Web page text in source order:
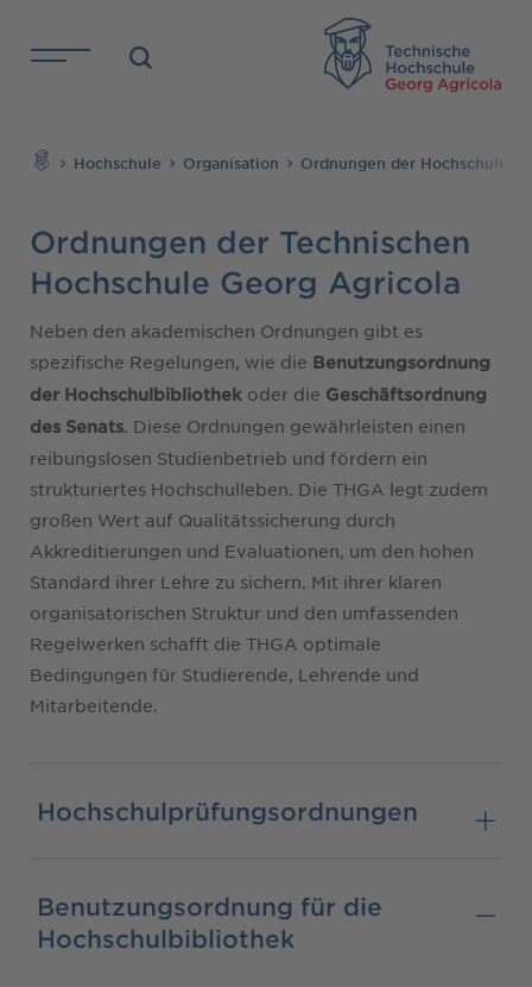
Direkt zu den Inhalten springen
Hochschule Organisation Ordnungen der Hochschule
Ordnungen der Technischen
Hochschule Georg Agricola
Neben den akademischen Ordnungen gibt es
spezifische Regelungen, wie die Benutzungsordnung
der Hochschulbibliothek oder die Geschäftsordnung
des Senats. Diese Ordnungen gewährleisten einen
reibungslosen Studienbetrieb und fördern ein
strukturiertes Hochschulleben. Die THGA legt zudem
großen Wert auf Qualitätssicherung durch
Akkreditierungen und Evaluationen, um den hohen
Standard ihrer Lehre zu sichern. Mit ihrer klaren
organisatorischen Struktur und den umfassenden
Regelwerken schafft die THGA optimale
Bedingungen für Studierende, Lehrende und
Mitarbeitende.
Hochschulprüfungsordnungen
Benutzungsordnung für die
Hochschulbibliothek